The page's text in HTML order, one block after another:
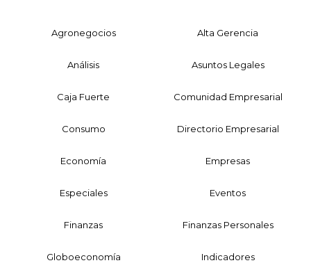
Agronegocios Alta Gerencia
Análisis Asuntos Legales
Caja Fuerte Comunidad Empresarial
Consumo Directorio Empresarial
Economía Empresas
Especiales Eventos
Finanzas Finanzas Personales
Globoeconomía Indicadores